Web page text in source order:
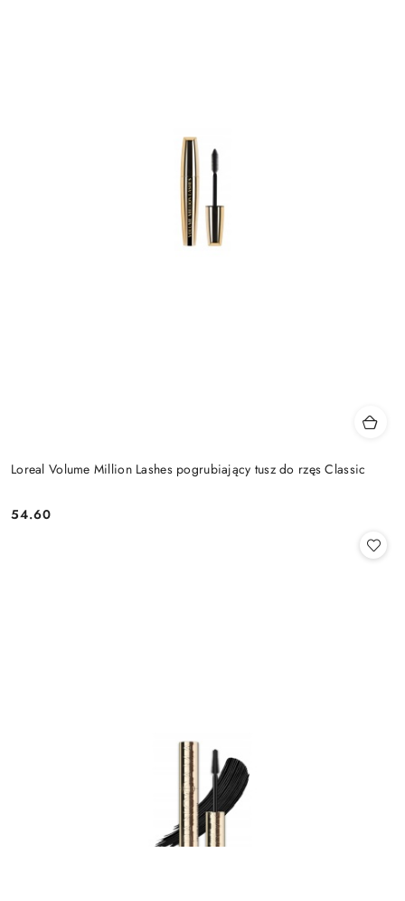
Loreal Volume Million Lashes pogrubiający tusz do rzęs Classic
Cena:
54.60